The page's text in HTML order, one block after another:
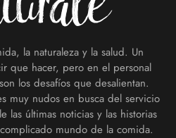
la naturaleza y la salud. Un
que hacer, pero en el personal
los desafíos que desalientan.
muy nudos en busca del servicio
las últimas noticias y las historias
mundo de la comida.